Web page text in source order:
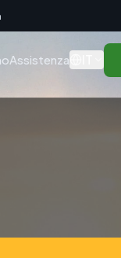
Assistenza